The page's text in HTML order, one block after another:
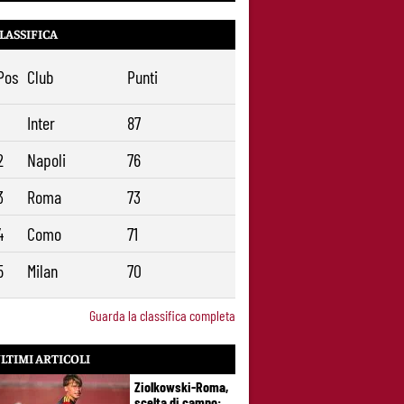
anno e ingaggio dimezzato
Club Punti
Inter
87
Napoli
76
Roma
73
Como
71
Milan 70
Guarda la classifica completa
ARTICOLI
Ziolkowski-Roma,